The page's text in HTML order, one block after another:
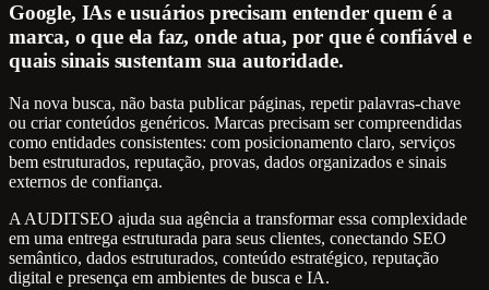
Google, IAs e usuários precisam entender quem é a
marca, o que ela faz, onde atua, por que é confiável e
quais sinais sustentam sua autoridade.
Na nova busca, não basta publicar páginas, repetir palavras-chave
ou criar conteúdos genéricos. Marcas precisam ser compreendidas
como entidades consistentes: com posicionamento claro, serviços
bem estruturados, reputação, provas, dados organizados e sinais
externos de confiança.
A AUDITSEO ajuda sua agência a transformar essa complexidade
em uma entrega estruturada para seus clientes, conectando SEO
semântico, dados estruturados, conteúdo estratégico, reputação
digital e presença em ambientes de busca e IA.